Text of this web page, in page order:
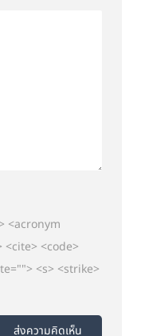
<acronym
<code>
<s> <strike>